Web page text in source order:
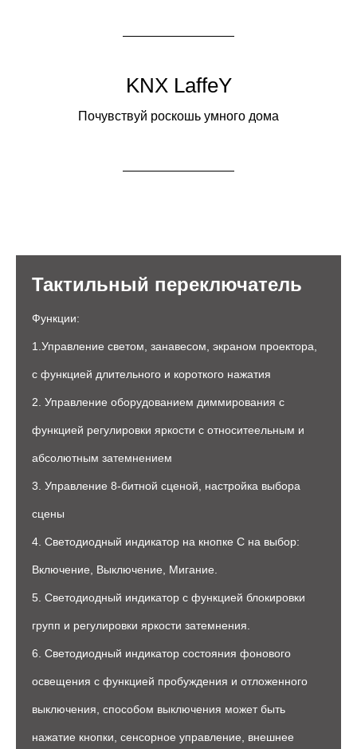
KNX LaffeY
Почувствуй роскошь умного дома
Тактильный переключатель
Функции:
1.Управление светом, занавесом, экраном проектора,
с функцией длительного и короткого нажатия
2. Управление оборудованием диммирования с
функцией регулировки яркости с относитеельным и
абсолютным затемнением
3. Управление 8-битной сценой, настройка выбора
сцены
4. Светодиодный индикатор на кнопке С на выбор:
Включение, Выключение, Мигание.
5. Светодиодный индикатор с функцией блокировки
групп и регулировки яркости затемнения.
6. Светодиодный индикатор состояния фонового
освещения с функцией пробуждения и отложенного
выключения, способом выключения может быть
нажатие кнопки, сенсорное управление, внешнее